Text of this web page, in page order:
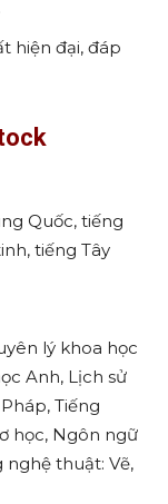
hiện đại, đáp
Quốc, tiếng
tiếng Tây
lý khoa học
Anh, Lịch sử
Tiếng
học, Ngôn ngữ
nghệ thuật: Vẽ,